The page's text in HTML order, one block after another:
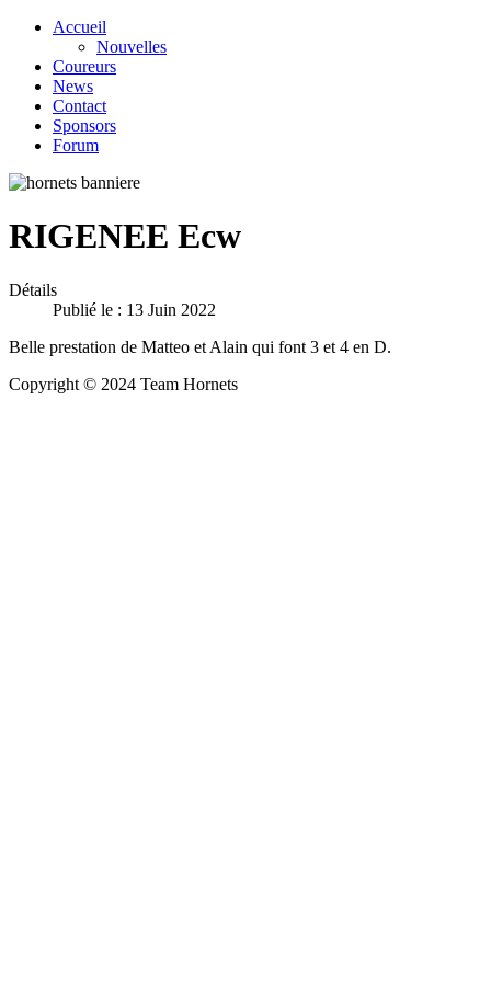
Accueil
Nouvelles
Coureurs
News
Contact
Sponsors
Forum
RIGENEE Ecw
Détails
Publié le : 13 Juin 2022
Belle prestation de Matteo et Alain qui font 3 et 4 en D.
Copyright © 2024 Team Hornets